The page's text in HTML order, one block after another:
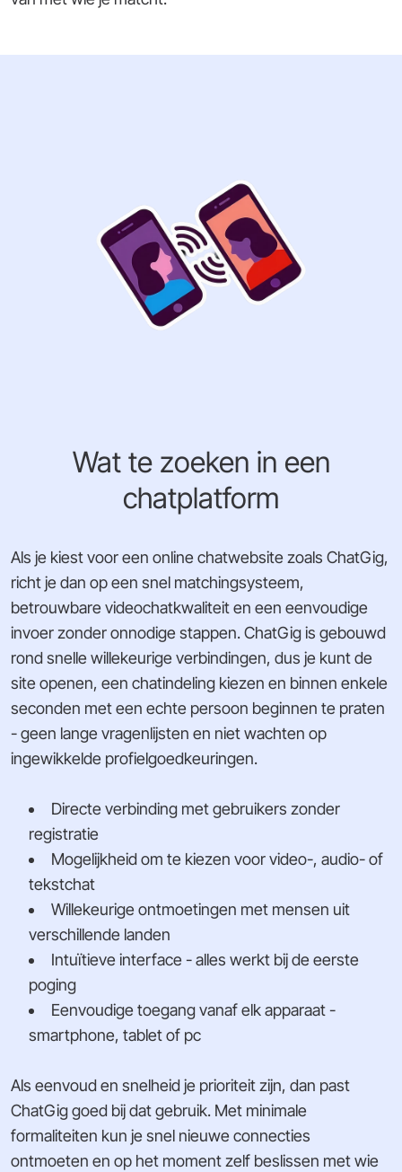
Wat te zoeken in een
chatplatform
Als je kiest voor een online chatwebsite zoals ChatGig,
richt je dan op een snel matchingsysteem,
betrouwbare videochatkwaliteit en een eenvoudige
invoer zonder onnodige stappen. ChatGig is gebouwd
rond snelle willekeurige verbindingen, dus je kunt de
site openen, een chatindeling kiezen en binnen enkele
seconden met een echte persoon beginnen te praten
- geen lange vragenlijsten en niet wachten op
ingewikkelde profielgoedkeuringen.
Directe verbinding met gebruikers zonder
registratie
Mogelijkheid om te kiezen voor video-, audio- of
tekstchat
Willekeurige ontmoetingen met mensen uit
verschillende landen
Intuïtieve interface - alles werkt bij de eerste
poging
Eenvoudige toegang vanaf elk apparaat -
smartphone, tablet of pc
Als eenvoud en snelheid je prioriteit zijn, dan past
ChatGig goed bij dat gebruik. Met minimale
formaliteiten kun je snel nieuwe connecties
ontmoeten en op het moment zelf beslissen met wie